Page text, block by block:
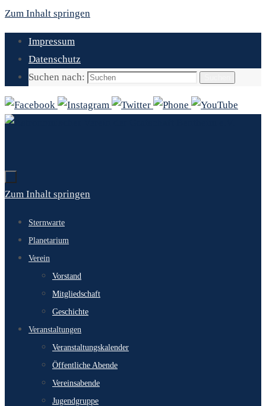
Zum Inhalt springen
Impressum
Datenschutz
Suchen nach:
Zum Inhalt springen
Sternwarte
Planetarium
Verein
Vorstand
Mitgliedschaft
Geschichte
Veranstaltungen
Veranstaltungskalender
Öffentliche Abende
Vereinsabende
Jugendgruppe